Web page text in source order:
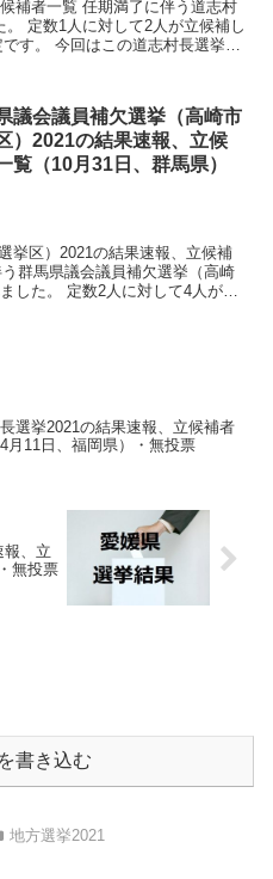
補者一覧 任期満了に伴う道志村
定数1人に対して2人が立候補し
す。 今回はこの道志村長選挙の
議会議員補欠選挙（高崎市
）2021の結果速報、立候
覧（10月31日、群馬県）
挙区）2021の結果速報、立候補
群馬県議会議員補欠選挙（高崎
した。 定数2人に対して4人が立
選挙2021の結果速報、立候補者
月11日、福岡県）・無投票
報、立
無投票
書き込む
地方選挙2021